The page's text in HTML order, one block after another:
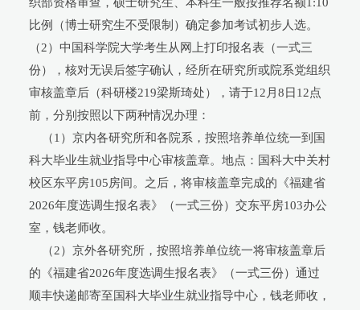
比例（博士研究生不受限制）确定参加考试初步人选。
（2）中国科学院大学考生从网上打印报名表（一式三
份），核对无误后签字确认，经所在研究所或院系党组织
审核盖章后（科研楼219梁斯琦处），请于12月8日12点
前，分别按照以下两种情况办理：
（1）京内各研究所和各院系，按照培养单位统一到国
科大毕业生就业指导中心审核盖章。地点：国科大中关村
校区东平房105房间。之后，将审核盖章完成的《福建省
2026年度选调生报名表》（一式三份）交东平房103办公
室，钱老师收。
（2）京外各研究所，按照培养单位统一将审核盖章后
的《福建省2026年度选调生报名表》（一式三份）通过
顺丰快递邮寄至国科大毕业生就业指导中心，钱老师收，